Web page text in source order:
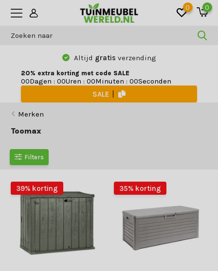
0 0
Betaal zoals jij wilt:vooraf, achteraf
20% extra korting met code SALE
00Dagen : 00Uren : 00Minuten : 00Seconden
SALE
Merken
Toomax
Filters
39% korting 35% korting